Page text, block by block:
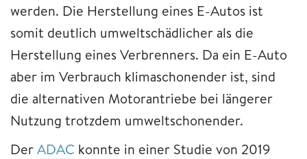
werden. Die Herstellung eines E-Autos ist
somit deutlich umweltschädlicher als die
Herstellung eines Verbrenners. Da ein E-Auto
aber im Verbrauch klimaschonender ist, sind
die alternativen Motorantriebe bei längerer
Nutzung trotzdem umweltschonender.
DerADAC konnte in einer Studie von 2019